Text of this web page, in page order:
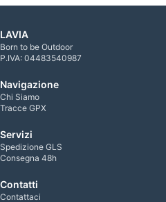
LAVIA
Born to be Outdoor
P.IVA: 04483540987
Navigazione
Chi Siamo
Tracce GPX
Servizi
Spedizione GLS
Consegna 48h
Contatti
Contattaci